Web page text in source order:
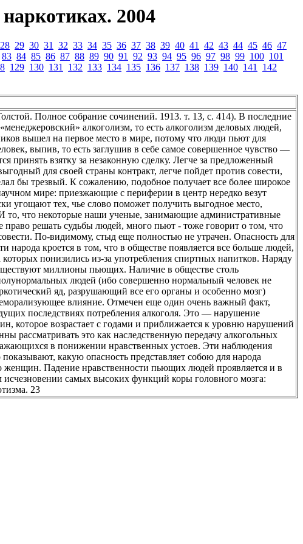
2004
28 29 30 31 32 33 34 35 36 37 38 39 40 41 42 43 44 45 46 47
83 84 85 86 87 88 89 90 91 92 93 94 95 96 97 98 99 100 101
129 130 131 132 133 134 135 136 137 138 139 140 141 142
Полное собрание сочинений. 1913. т. 13, с. 414). В последние
алкоголизм, то есть алкоголизм деловых людей,
вышел на первое место в мире, потому что люди пьют для
выпив, то есть заглушив в себе самое совершенное чувство —
принять взятку за незаконную сделку. Легче за предложенный
для своей страны контракт, легче пойдет против совести,
бы трезвый. К сожалению, подобное получает все более широкое
мире: приезжающие с периферии в центр нередко везут
угощают тех, чье слово поможет получить выгодное место,
то, что некоторые наши ученые, занимающие административные
решать судьбы людей, много пьют - тоже говорит о том, что
По-видимому, стыд еще полностью не утрачен. Опасность для
народа кроется в том, что в обществе появляется все больше людей,
которых понизились из-за употребления спиртных напитков. Наряду
миллионы пьющих. Наличие в обществе столь
людей (ибо совершенно нормальный человек не
яд, разрушающий все его органы и особенно мозг)
влияние. Отмечен еще один очень важный факт,
последствиях потребления алкоголя. Это — нарушение
которое возрастает с годами и приближается к уровню нарушений
рассматривать это как наследственную передачу алкогольных
в понижении нравственных устоев. Эти наблюдения
какую опасность представляет собою для народа
женщин. Падение нравственности пьющих людей проявляется и в
самых высоких функций коры головного мозга:
23